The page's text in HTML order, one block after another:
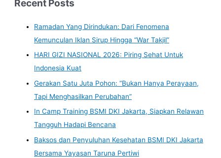
Recent Posts
Ramadan Yang Dirindukan: Dari Fenomena
Kemunculan Iklan Sirup Hingga “War Takjil”
HARI GIZI NASIONAL 2026: Piring Sehat Untuk
Indonesia Kuat
Gerakan Satu Juta Pohon: “Bukan Hanya Perayaan,
Tapi Menghasilkan Perubahan”
In Camp Training BSMI DKI Jakarta, Siapkan Relawan
Tangguh Hadapi Bencana
Baksos dan Penyuluhan Kesehatan BSMI DKI Jakarta
Bersama Yayasan Taruna Pertiwi